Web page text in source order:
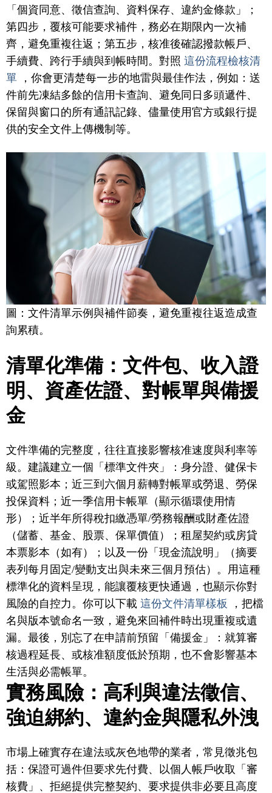
「個資同意、徵信查詢、資料保存、違約金條款」；
第四步，覆核可能要求補件，務必在期限內一次補
齊，避免重複往返；第五步，核准後確認撥款帳戶、
手續費、跨行手續與到帳時間。對照 這份流程檢核清
單 ，你會更清楚每一步的地雷與最佳作法，例如：送
件前先凍結多餘的信用卡查詢、避免同日多頭遞件、
保留與窗口的所有通訊記錄、儘量使用官方或銀行提
供的安全文件上傳機制等。
圖：文件清單示例與補件節奏，避免重複往返造成查
詢累積。
清單化準備：文件包、收入證
明、資產佐證、對帳單與備援
金
文件準備的完整度，往往直接影響核准速度與利率等
級。建議建立一個「標準文件夾」：身分證、健保卡
或駕照影本；近三到六個月薪轉對帳單或勞退、勞保
投保資料；近一季信用卡帳單（顯示循環使用情
形）；近半年所得稅扣繳憑單/勞務報酬或財產佐證
（儲蓄、基金、股票、保單價值）；租屋契約或房貸
本票影本（如有）；以及一份「現金流說明」（摘要
表列每月固定/變動支出與未來三個月預估）。用這種
標準化的資料呈現，能讓覆核更快通過，也顯示你對
風險的自控力。你可以下載 這份文件清單樣板 ，把檔
名與版本號命名一致，避免來回補件時出現重複或遺
漏。最後，別忘了在申請前預留「備援金」：就算審
核過程延長、或核准額度低於預期，也不會影響基本
生活與必需帳單。
實務風險：高利與違法徵信、
強迫綁約、違約金與隱私外洩
市場上確實存在違法或灰色地帶的業者，常見徵兆包
括：保證可過件但要求先付費、以個人帳戶收取「審
核費」、拒絕提供完整契約、要求提供非必要且高度